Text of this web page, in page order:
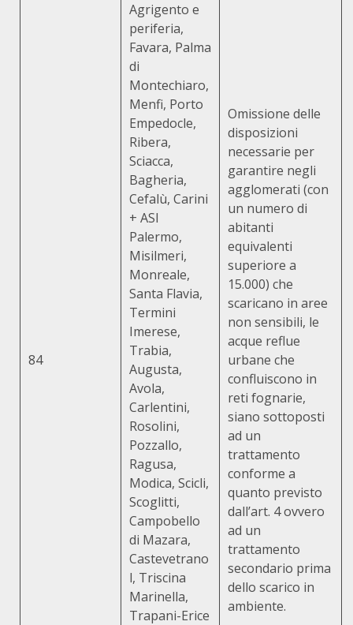
84
Agrigento e
periferia,
Favara, Palma
di
Montechiaro,
Menfi, Porto
Empedocle,
Ribera,
Sciacca,
Bagheria,
Cefalù, Carini
+ ASI
Palermo,
Misilmeri,
Monreale,
Santa Flavia,
Termini
Imerese,
Trabia,
Augusta,
Avola,
Carlentini,
Rosolini,
Pozzallo,
Ragusa,
Modica, Scicli,
Scoglitti,
Campobello
di Mazara,
Castevetrano
l, Triscina
Marinella,
Trapani-Erice
Omissione delle
disposizioni
necessarie per
garantire negli
agglomerati (con
un numero di
abitanti
equivalenti
superiore a
15.000) che
scaricano in aree
non sensibili, le
acque reflue
urbane che
confluiscono in
reti fognarie,
siano sottoposti
ad un
trattamento
conforme a
quanto previsto
dall’art. 4 ovvero
ad un
trattamento
secondario prima
dello scarico in
ambiente.